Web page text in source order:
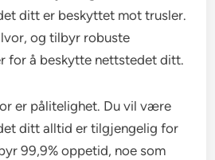
ditt er beskyttet mot trusler.
og tilbyr robuste
for å beskytte nettstedet ditt.
er pålitelighet. Du vil være
ditt alltid er tilgjengelig for
99,9% oppetid, noe som